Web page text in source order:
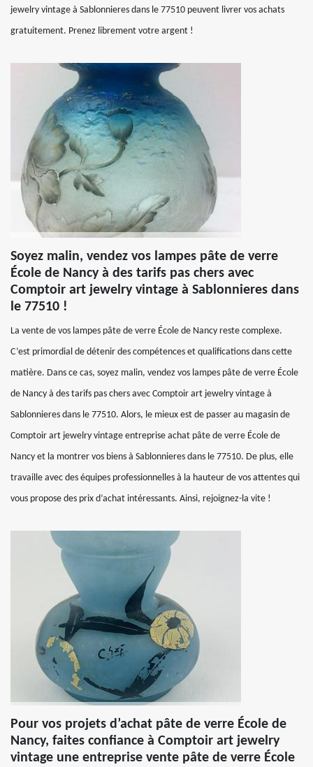
jewelry vintage à Sablonnieres dans le 77510 peuvent livrer vos achats
gratuitement. Prenez librement votre argent !
Soyez malin, vendez vos lampes pâte de verre
École de Nancy à des tarifs pas chers avec
Comptoir art jewelry vintage à Sablonnieres dans
le 77510 !
La vente de vos lampes pâte de verre École de Nancy reste complexe.
C’est primordial de détenir des compétences et qualifications dans cette
matière. Dans ce cas, soyez malin, vendez vos lampes pâte de verre École
de Nancy à des tarifs pas chers avec Comptoir art jewelry vintage à
Sablonnieres dans le 77510. Alors, le mieux est de passer au magasin de
Comptoir art jewelry vintage entreprise achat pâte de verre École de
Nancy et la montrer vos biens à Sablonnieres dans le 77510. De plus, elle
travaille avec des équipes professionnelles à la hauteur de vos attentes qui
vous propose des prix d’achat intéressants. Ainsi, rejoignez-la vite !
Pour vos projets d’achat pâte de verre École de
Nancy, faites confiance à Comptoir art jewelry
vintage une entreprise vente pâte de verre École